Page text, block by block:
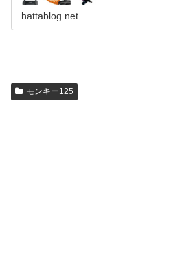
す。 そこで、モンキ
hattablog.net
モンキー125